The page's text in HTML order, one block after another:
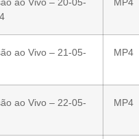
ao Vivo – 21-05-
MP4
ao Vivo – 22-05-
MP4